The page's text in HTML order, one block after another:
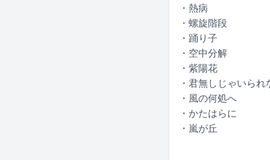
・熱病
・螺旋階段
・踊り子
・空中分解
・紫陽花
・君無しじゃいられ
・風の何処へ
・かたはらに
・嵐が丘